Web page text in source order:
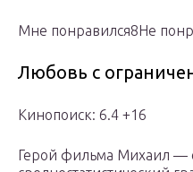
Мне понравился8Не
Любовь с
Кинопоиск: 6.4 +16
Герой фильма Михаил —